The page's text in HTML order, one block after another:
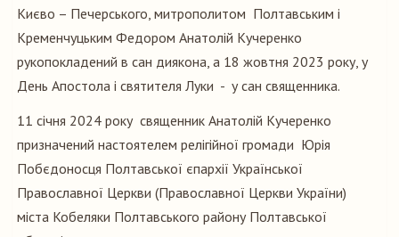
Києво – Печерського, митрополитом Полтавським і
Кременчуцьким Федором Анатолій Кучеренко
рукопокладений в сан диякона, а 18 жовтня 2023 року, у
День Апостола і святителя Луки - у сан священника.
11 січня 2024 року священник Анатолій Кучеренко
призначений настоятелем релігійної громади Юрія
Побєдоносця Полтавської єпархії Української
Православної Церкви (Православної Церкви України)
міста Кобеляки Полтавського району Полтавської